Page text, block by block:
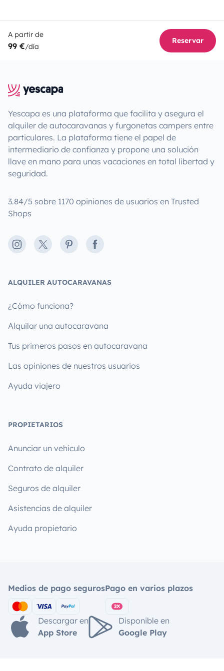
A partir de
99 €/día
Reservar
Yescapa es una plataforma que facilita y asegura el
alquiler de autocaravanas y furgonetas campers entre
particulares. La plataforma tiene el papel de
intermediario de confianza y propone una solución
llave en mano para unas vacaciones en total libertad y
seguridad.
3.84/5 sobre 1170 opiniones de usuarios en Trusted
Shops
Instagram
X PinterestFacebook
ALQUILER AUTOCARAVANAS
¿Cómo funciona?
Alquilar una autocaravana
Tus primeros pasos en autocaravana
Las opiniones de nuestros usuarios
Ayuda viajero
PROPIETARIOS
Anunciar un vehículo
Contrato de alquiler
Seguros de alquiler
Asistencias de alquiler
Ayuda propietario
Medios de pago segurosPago en varios plazos
Descargar en
App Store
Disponible en
Google Play